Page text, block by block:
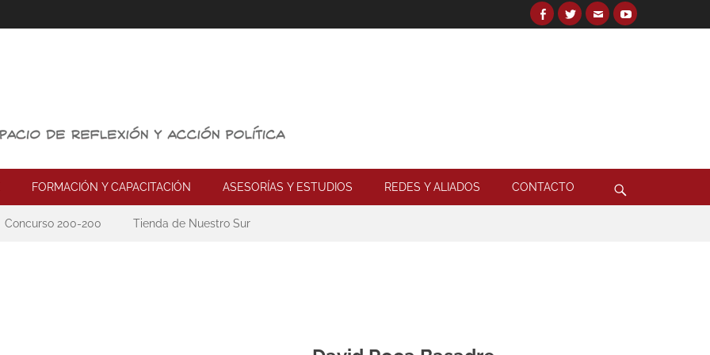
Facebook
TwitterEmailYouTube
FORMACIÓN Y CAPACITACIÓN ASESORÍAS Y ESTUDIOS REDES Y ALIADOS CONTACTO
Concurso 200-200 Tienda de Nuestro Sur